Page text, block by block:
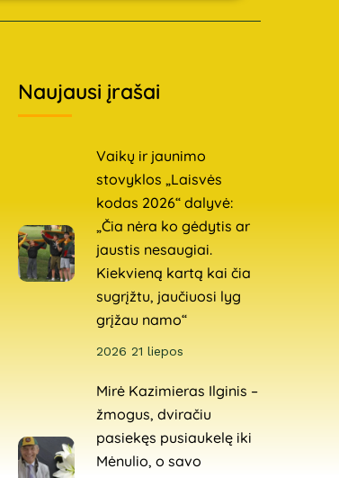
Naujausi įrašai
Vaikų ir jaunimo
stovyklos „Laisvės
kodas 2026“ dalyvė:
„Čia nėra ko gėdytis ar
jaustis nesaugiai.
Kiekvieną kartą kai čia
sugrįžtu, jaučiuosi lyg
grįžau namo“
2026 21 liepos
Mirė Kazimieras Ilginis –
žmogus, dviračiu
pasiekęs pusiaukelę iki
Mėnulio, o savo